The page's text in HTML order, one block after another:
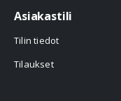
Asiakastili
Tilin tiedot
Tilaukset